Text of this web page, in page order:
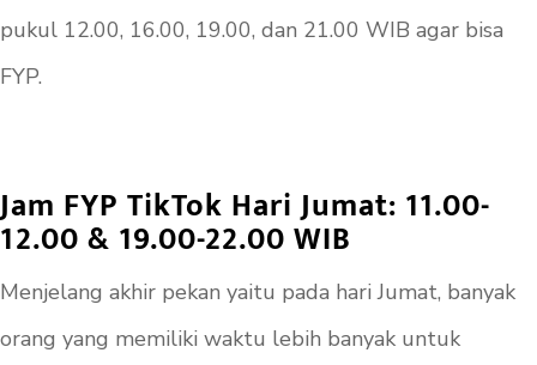
pukul 12.00, 16.00, 19.00, dan 21.00 WIB agar bisa
FYP.
Jam FYP TikTok Hari Jumat: 11.00-
12.00 & 19.00-22.00 WIB
Menjelang akhir pekan yaitu pada hari Jumat, banyak
orang yang memiliki waktu lebih banyak untuk